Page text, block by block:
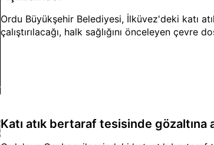
Ordu Büyükşehir Belediyesi, İlküvez'deki katı
çalıştırılacağı, halk sağlığını önceleyen çevre
Katı atık bertaraf tesisinde gözaltına